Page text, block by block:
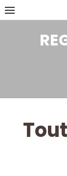
Skip
to